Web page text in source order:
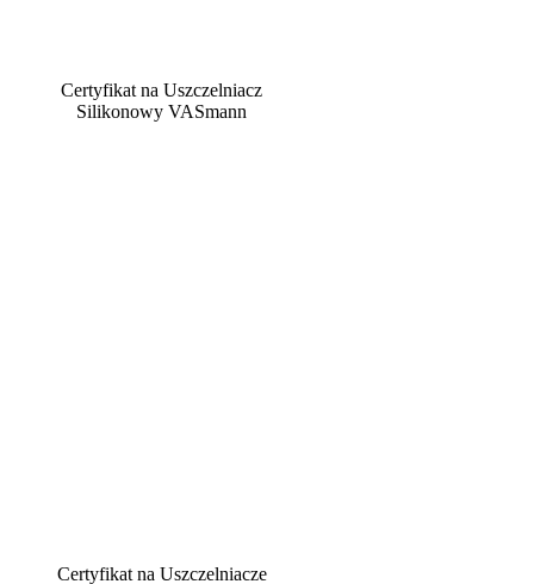
Certyfikat na Uszczelniacz
Silikonowy VASmann
Certyfikat na Uszczelniacze